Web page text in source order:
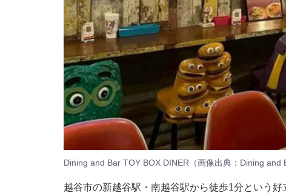
Dining and Bar TOY BOX DINER（画像出典：Dining and
越谷市の新越谷駅・南越谷駅から徒歩1分という